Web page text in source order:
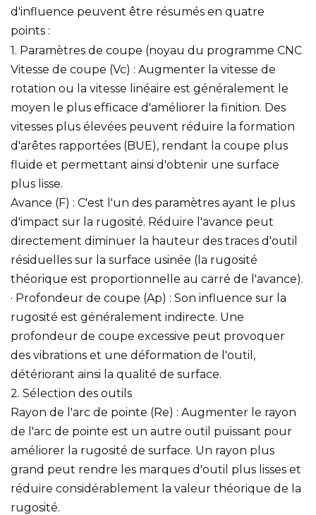
d'influence peuvent être résumés en quatre
points :
1. Paramètres de coupe (noyau du programme CNC
Vitesse de coupe (Vc) : Augmenter la vitesse de
rotation ou la vitesse linéaire est généralement le
moyen le plus efficace d'améliorer la finition. Des
vitesses plus élevées peuvent réduire la formation
d'arêtes rapportées (BUE), rendant la coupe plus
fluide et permettant ainsi d'obtenir une surface
plus lisse.
Avance (F) : C'est l'un des paramètres ayant le plus
d'impact sur la rugosité. Réduire l'avance peut
directement diminuer la hauteur des traces d'outil
résiduelles sur la surface usinée (la rugosité
théorique est proportionnelle au carré de l'avance).
· Profondeur de coupe (Ap) : Son influence sur la
rugosité est généralement indirecte. Une
profondeur de coupe excessive peut provoquer
des vibrations et une déformation de l'outil,
détériorant ainsi la qualité de surface.
2. Sélection des outils
Rayon de l'arc de pointe (Re) : Augmenter le rayon
de l'arc de pointe est un autre outil puissant pour
améliorer la rugosité de surface. Un rayon plus
grand peut rendre les marques d'outil plus lisses et
réduire considérablement la valeur théorique de la
rugosité.